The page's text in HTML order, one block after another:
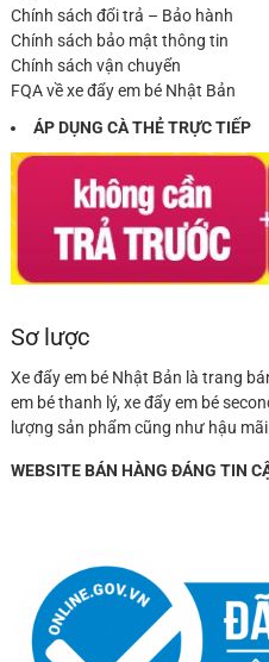
Chính sách đổi trả – Bảo hành
Chính sách bảo mật thông tin
Chính sách vận chuyển
FQA về xe đẩy em bé Nhật Bản
ÁP DỤNG CÀ THẺ TRỰC TIẾP
Sơ lược
Xe đẩy em bé Nhật Bản là trang
em bé thanh lý, xe đẩy em bé
lượng sản phẩm cũng như hậu
WEBSITE BÁN HÀNG ĐÁNG TIN